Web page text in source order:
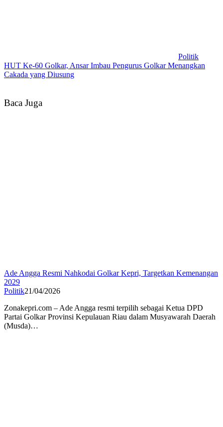
Politik
HUT Ke-60 Golkar, Ansar Imbau Pengurus Golkar Menangkan
Cakada yang Diusung
Baca Juga
Ade Angga Resmi Nahkodai Golkar Kepri, Targetkan Kemenangan
2029
Politik21/04/2026
Zonakepri.com – Ade Angga resmi terpilih sebagai Ketua DPD
Partai Golkar Provinsi Kepulauan Riau dalam Musyawarah Daerah
(Musda)…